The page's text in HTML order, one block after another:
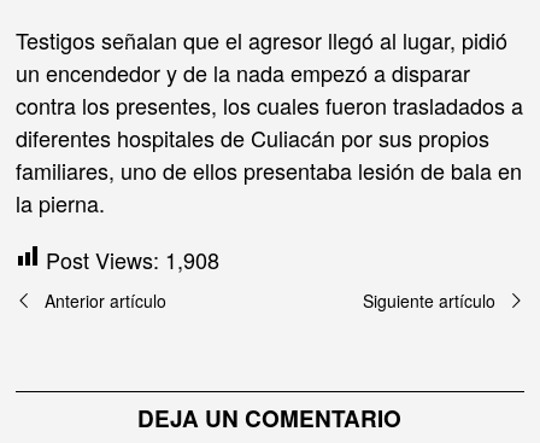
Testigos señalan que el agresor llegó al lugar, pidió
un encendedor y de la nada empezó a disparar
contra los presentes, los cuales fueron trasladados a
diferentes hospitales de Culiacán por sus propios
familiares, uno de ellos presentaba lesión de bala en
la pierna.
Post Views: 1,908
Navegación
entradas
Anterior artículo Siguiente artículo
DEJA UN COMENTARIO